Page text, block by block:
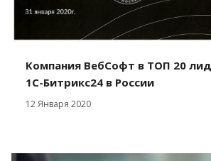
Компания ВебСофт в ТОП 20
1С-Битрикс24 в России
12 Января 2020